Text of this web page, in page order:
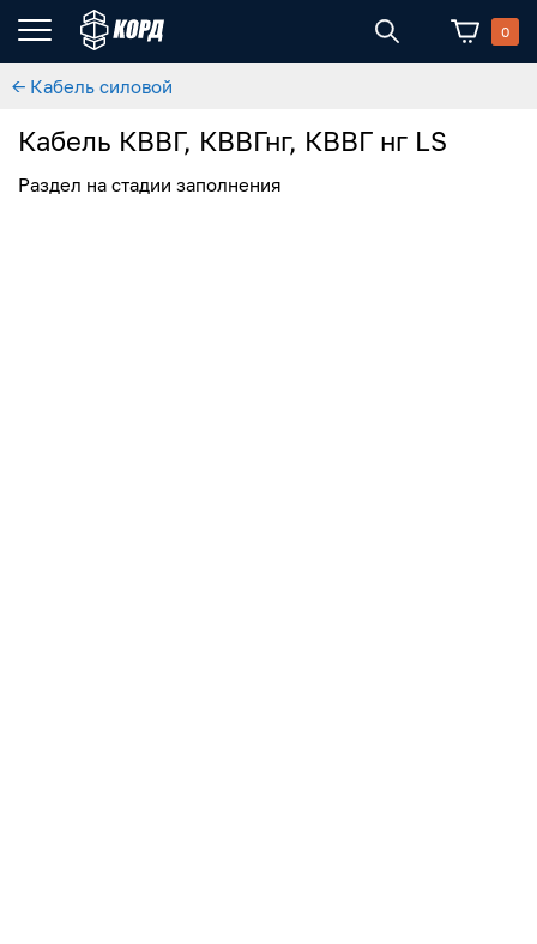
0
← Кабель силовой
Кабель КВВГ, КВВГнг, КВВГ нг LS
Раздел на стадии заполнения